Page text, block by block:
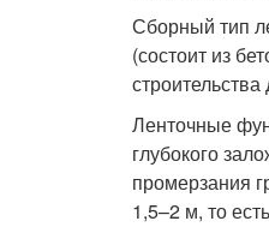
Сборный тип
(состоит из
Ленточные
глубокого
промерзания
1,5–2 м, то